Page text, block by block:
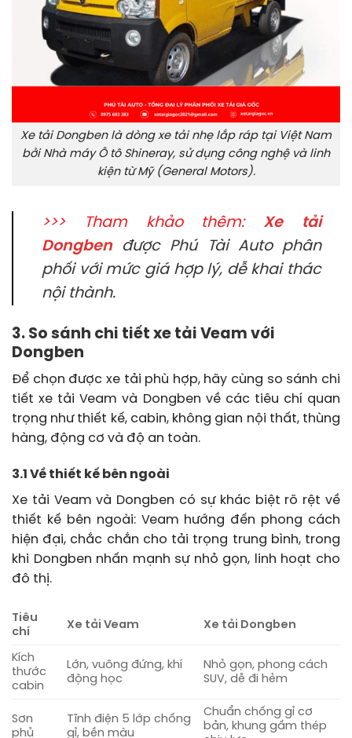
Xe tải Dongben là dòng xe tải nhẹ lắp ráp tại Việt Nam
bởi Nhà máy Ô tô Shineray, sử dụng công nghệ và linh
kiện từ Mỹ (General Motors).
>>> Tham khảo thêm:Xe tải
Dongbenđược Phú Tài Auto phân
phối với mức giá hợp lý, dễ khai thác
nội thành.
3. So sánh chi tiết xe tải Veam với
Dongben
Để chọn được xe tải phù hợp, hãy cùng so sánh chi
tiết xe tải Veam và Dongben về các tiêu chí quan
trọng như thiết kế, cabin, không gian nội thất, thùng
hàng, động cơ và độ an toàn.
3.1 Về thiết kế bên ngoài
Xe tải Veam và Dongben có sự khác biệt rõ rệt về
thiết kế bên ngoài: Veam hướng đến phong cách
hiện đại, chắc chắn cho tải trọng trung bình, trong
khi Dongben nhấn mạnh sự nhỏ gọn, linh hoạt cho
đô thị.
Tiêu
chí
Xe tải Veam Xe tải Dongben
Kích
thước
cabin
Lớn, vuông đứng, khí
động học
Nhỏ gọn, phong cách
SUV, dễ đi hẻm
Sơn
phủ
Tĩnh điện 5 lớp chống
gỉ, bền màu
Chuẩn chống gỉ cơ
bản, khung gầm thép